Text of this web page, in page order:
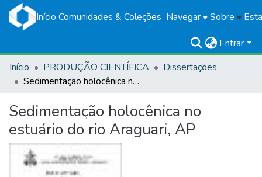
Início Comunidades & Coleções Navegar Sobre
Entrar
Início
PRODUÇÃO CIENTÍFICA
Dissertações
Sedimentação holocênica no estuário do rio Araguari, AP
Sedimentação holocênica no
estuário do rio Araguari, AP